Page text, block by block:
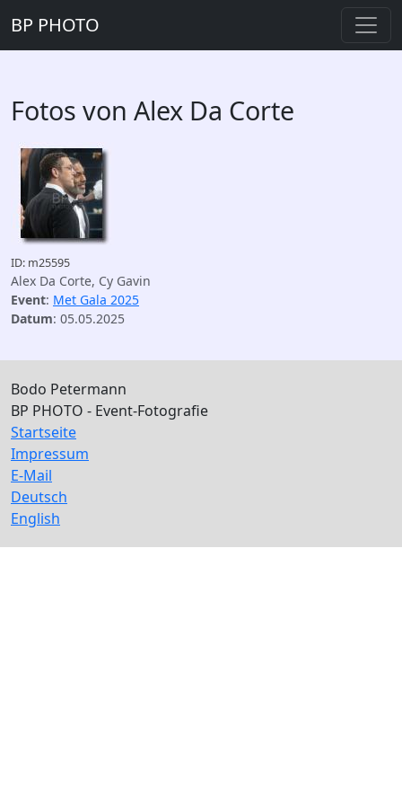
BP PHOTO
Fotos von Alex Da Corte
ID: m25595
Alex Da Corte, Cy Gavin
Event: Met Gala 2025
Datum: 05.05.2025
Bodo Petermann
BP PHOTO - Event-Fotografie
Startseite
Impressum
E-Mail
Deutsch
English